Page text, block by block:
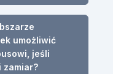
umożliwić
jeśli
zamiar?